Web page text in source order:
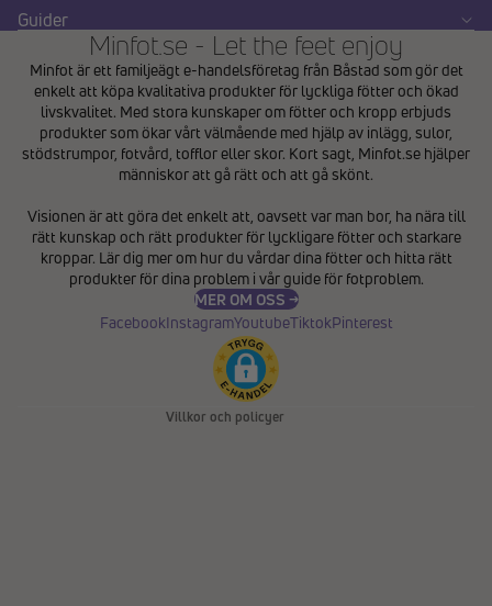
Guider
Minfot.se - Let the feet enjoy
Minfot är ett familjeägt e-handelsföretag från Båstad som gör det
enkelt att köpa kvalitativa produkter för lyckliga fötter och ökad
livskvalitet. Med stora kunskaper om fötter och kropp erbjuds
produkter som ökar vårt välmående med hjälp av inlägg, sulor,
stödstrumpor, fotvård, tofflor eller skor. Kort sagt, Minfot.se hjälper
människor att gå rätt och att gå skönt.
Visionen är att göra det enkelt att, oavsett var man bor, ha nära till
rätt kunskap och rätt produkter för lyckligare fötter och starkare
kroppar. Lär dig mer om hur du vårdar dina fötter och hitta rätt
produkter för dina problem i vårguide för fotproblem.
MER OM OSS →
FacebookInstagramYoutubeTiktokPinterest
Villkor och policyer
Återbetalningspolicy
Användarvillkor
Fraktpolicy
Kontaktinformation
Avbeställningspolicy
Rättsligt meddelande